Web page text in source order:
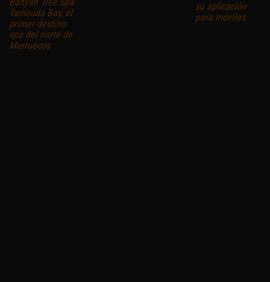
Tamouda Bay, el
primer destino
spa del norte de
Marruecos
su aplicación
para móviles